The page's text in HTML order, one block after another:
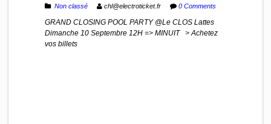
Non classé chl@electroticket.fr 0 Comments
GRAND CLOSING POOL PARTY @Le CLOS Lattes
Dimanche 10 Septembre 12H => MINUIT > Achetez
vos billets